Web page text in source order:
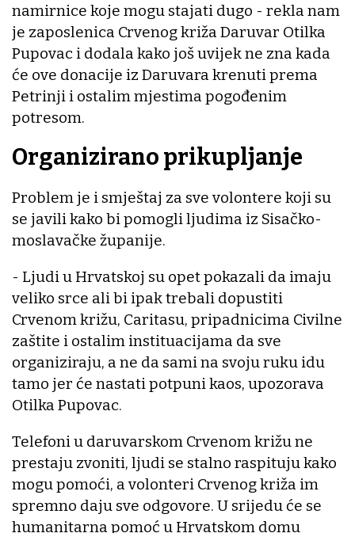
namirnice koje mogu stajati dugo - rekla nam
je zaposlenica Crvenog križa Daruvar Otilka
Pupovac i dodala kako još uvijek ne zna kada
će ove donacije iz Daruvara krenuti prema
Petrinji i ostalim mjestima pogođenim
potresom.
Organizirano prikupljanje
Problem je i smještaj za sve volontere koji su
se javili kako bi pomogli ljudima iz Sisačko-
moslavačke županije.
- Ljudi u Hrvatskoj su opet pokazali da imaju
veliko srce ali bi ipak trebali dopustiti
Crvenom križu, Caritasu, pripadnicima Civilne
zaštite i ostalim instituacijama da sve
organiziraju, a ne da sami na svoju ruku idu
tamo jer će nastati potpuni kaos, upozorava
Otilka Pupovac.
Telefoni u daruvarskom Crvenom križu ne
prestaju zvoniti, ljudi se stalno raspituju kako
mogu pomoći, a volonteri Crvenog križa im
spremno daju sve odgovore. U srijedu će se
humanitarna pomoć u Hrvatskom domu